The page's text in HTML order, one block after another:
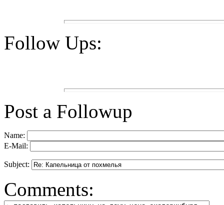
Follow Ups:
Post a Followup
Name:
E-Mail:
Subject:
Comments: